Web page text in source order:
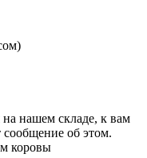
на нашем складе, к вам
сообщение об этом.
коровы